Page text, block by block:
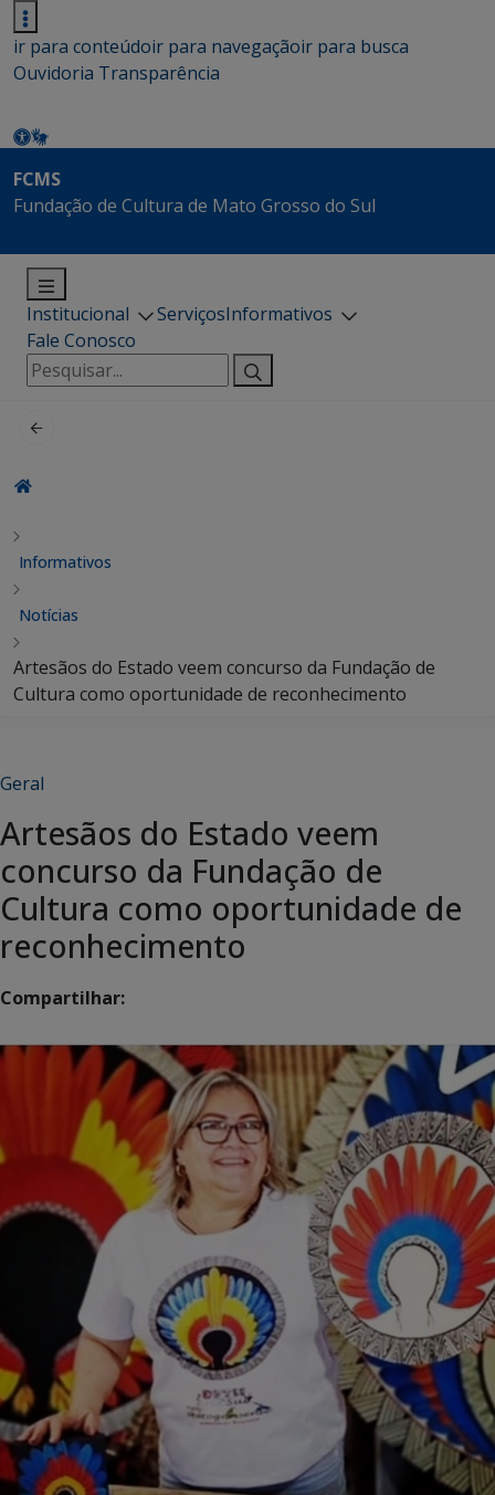
ir para conteúdoir para navegaçãoir para busca
Ouvidoria Transparência
FCMS
Fundação de Cultura de Mato Grosso do Sul
Institucional ServiçosInformativos
Fale Conosco
Pesquisar
por:
Informativos
Notícias
Artesãos do Estado veem concurso da Fundação de
Cultura como oportunidade de reconhecimento
Geral
Artesãos do Estado veem
concurso da Fundação de
Cultura como oportunidade de
reconhecimento
Compartilhar: